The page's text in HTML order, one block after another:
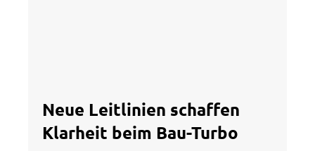
Neue Leitlinien schaffen
Klarheit beim Bau-Turbo